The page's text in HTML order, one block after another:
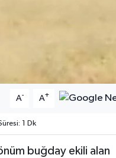
A- A+
1 Dk
buğday ekili alan